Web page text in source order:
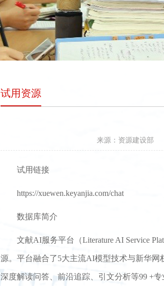
试用资源
来源：资源建设部
试用链接
https://xuewen.keyanjia.com/chat
数据库简介
文献AI服务平台（Literature AI Service
源。平台融合了5大主流AI模型技术与新华网
深度解读问答、前沿追踪、引文分析等99 +专